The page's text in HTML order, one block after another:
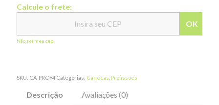
Calcule o frete:
OK
Não sei meu cep
SKU: CA-PROF4 Categorias: Canecas Profissões
Descrição Avaliações (0)